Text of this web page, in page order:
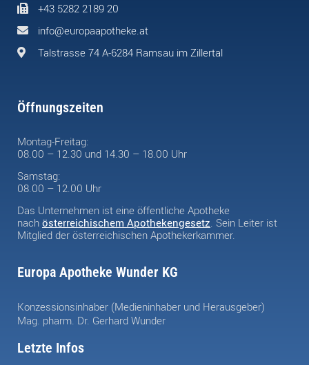
+43 5282 2189 20
info@europaapotheke.at
Talstrasse 74 A-6284 Ramsau im Zillertal
Öffnungszeiten
Montag-Freitag:
08.00 – 12.30 und 14.30 – 18.00 Uhr
Samstag:
08.00 – 12.00 Uhr
Das Unternehmen ist eine öffentliche Apotheke
nach österreichischem Apothekengesetz. Sein Leiter ist
Mitglied der österreichischen Apothekerkammer.
Europa Apotheke Wunder KG
Konzessionsinhaber (Medieninhaber und Herausgeber)
Mag. pharm. Dr. Gerhard Wunder
Letzte Infos